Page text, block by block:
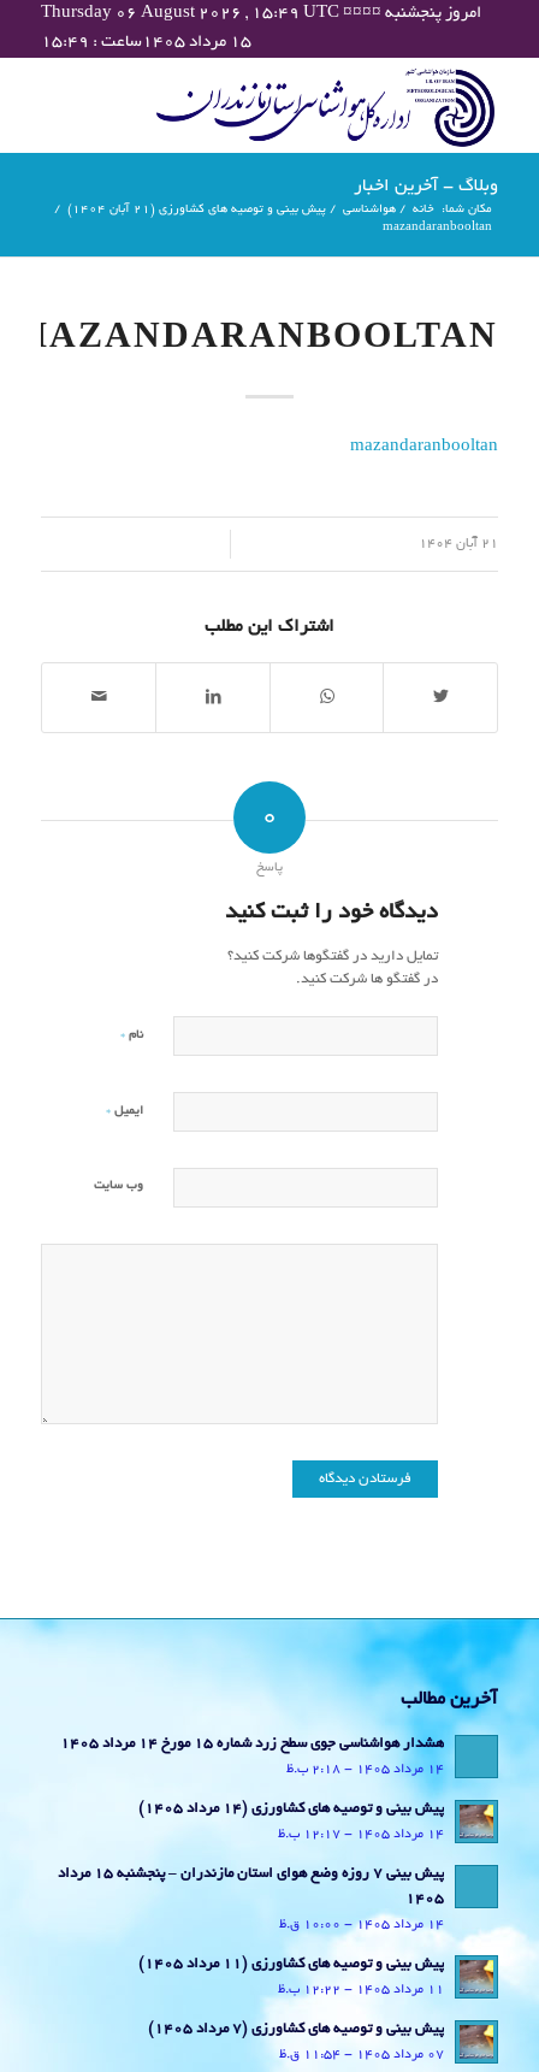
Thursday 06 August 2026 , 15:49 UTC ¤¤¤¤ امروز پنجشنبه
۱۵ مرداد ۱۴۰۵ساعت : ۱۵:۴۹
وبلاگ - آخرین اخبار
مکان شما: خانه / هواشناسی / پیش بینی و توصیه های کشاورزی (21 آبان ۱۴۰۴)
/
mazandaranbooltan
MAZANDARANBOOLTAN
mazandaranbooltan
21 آبان 1404
اشتراک این مطلب
0
پاسخ
دیدگاه خود را ثبت کنید
تمایل دارید در گفتگوها شرکت کنید؟
در گفتگو ها شرکت کنید.
نام *
ایمیل *
وب‌ سایت
آخرین مطالب
هشدار هواشناسی جوی سطح زرد شماره 15 مورخ 14 مرداد 1405
14 مرداد 1405 - 2:18 ب.ظ
پیش بینی و توصیه های کشاورزی (14 مرداد ۱۴۰۵)
14 مرداد 1405 - 12:17 ب.ظ
پیش بینی 7 روزه وضع هوای استان مازندران – پنجشنبه 15 مرداد
1405
14 مرداد 1405 - 10:00 ق.ظ
پیش بینی و توصیه های کشاورزی (11 مرداد ۱۴۰۵)
11 مرداد 1405 - 12:22 ب.ظ
پیش بینی و توصیه های کشاورزی (7 مرداد ۱۴۰۵)
07 مرداد 1405 - 11:54 ق.ظ